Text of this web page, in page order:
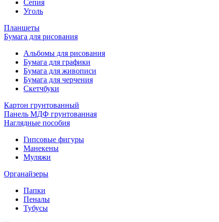
Сепия
Уголь
Планшеты
Бумага для рисования
Альбомы для рисования
Бумага для графики
Бумага для живописи
Бумага для черчения
Скетчбуки
Картон грунтованный
Панель МДФ грунтованная
Наглядные пособия
Гипсовые фигуры
Манекены
Муляжи
Органайзеры
Папки
Пеналы
Тубусы